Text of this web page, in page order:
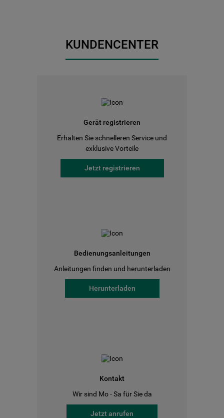
KUNDENCENTER
Gerät registrieren
Erhalten Sie schnelleren Service und
exklusive Vorteile
Jetzt registrieren
Bedienungsanleitungen
Anleitungen finden und herunterladen
Herunterladen
Kontakt
Wir sind Mo - Sa für Sie da
Jetzt anrufen